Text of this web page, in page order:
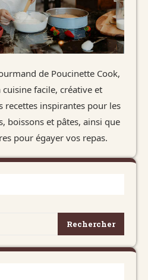
de Poucinette Cook,
facile, créative et
recettes inspirantes pour les
boissons et pâtes, ainsi que
pour égayer vos repas.
Rechercher